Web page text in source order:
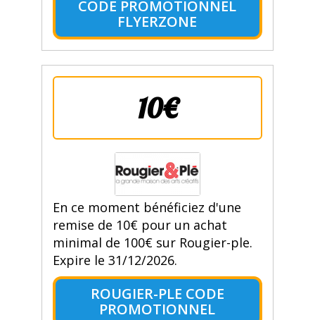
CODE PROMOTIONNEL
FLYERZONE
10€
En ce moment bénéficiez d'une
remise de 10€ pour un achat
minimal de 100€ sur Rougier-ple.
Expire le 31/12/2026.
ROUGIER-PLE CODE
PROMOTIONNEL